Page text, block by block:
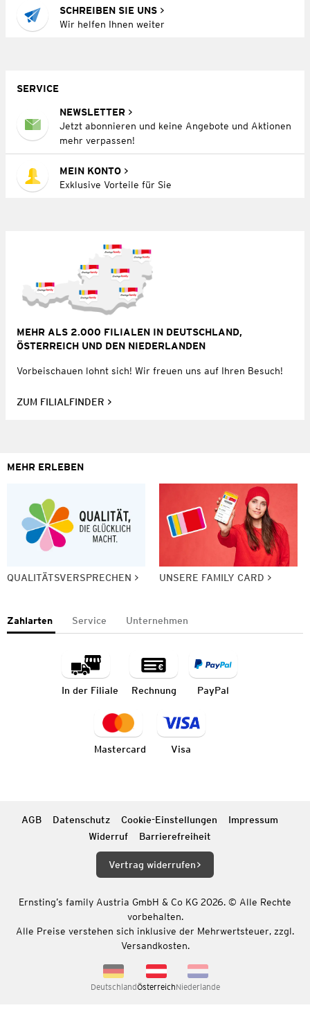
SCHREIBEN SIE UNS
Wir helfen Ihnen weiter
SERVICE
NEWSLETTER
Jetzt abonnieren und keine Angebote und Aktionen
mehr verpassen!
MEIN KONTO
Exklusive Vorteile für Sie
MEHR ALS 2.000 FILIALEN IN DEUTSCHLAND,
ÖSTERREICH UND DEN NIEDERLANDEN
Vorbeischauen lohnt sich! Wir freuen uns auf Ihren Besuch!
ZUM FILIALFINDER
MEHR ERLEBEN
QUALITÄTSVERSPRECHEN UNSERE FAMILY CARD
Zahlarten Service Unternehmen
In der Filiale Rechnung PayPal
Mastercard Visa
AGB Datenschutz Cookie-Einstellungen
Impressum
Widerruf
Barrierefreiheit
Vertrag widerrufen
Ernsting’s family Austria GmbH & Co KG 2026. © Alle Rechte
vorbehalten.
Alle Preise verstehen sich inklusive der Mehrwertsteuer, zzgl.
Versandkosten.
DeutschlandÖsterreichNiederlande